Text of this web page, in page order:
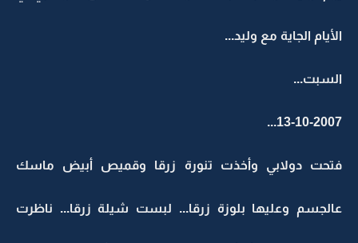
الأيام الجاية مع وليد...
السبت...
13-10-2007...
فتحت دولابي وأخذت تنورة زرقا وقميص أبيض ماسك
عالجسم وعليها بلوزة زرقا... لبست شيلة زرقا... ناظرت